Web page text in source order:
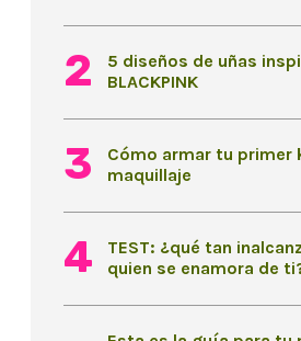
5 diseños de uñas
BLACKPINK
Cómo armar tu primer
maquillaje
TEST: ¿qué tan
quien se enamora de